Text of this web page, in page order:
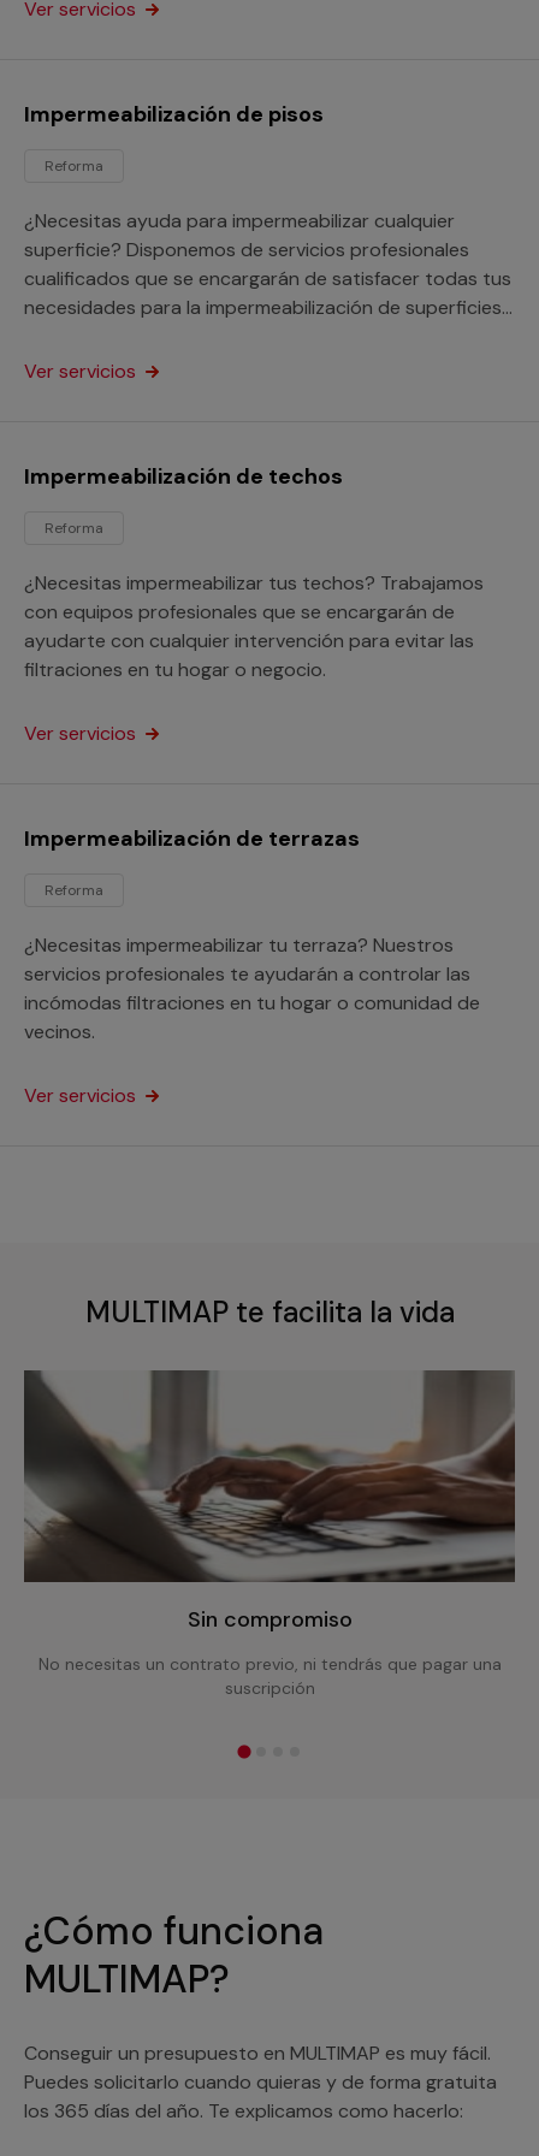
Ver servicios
Impermeabilización de pisos
Reforma
¿Necesitas ayuda para impermeabilizar cualquier
superficie? Disponemos de servicios profesionales
cualificados que se encargarán de satisfacer todas tus
necesidades para la impermeabilización de superficies
impermeabilización con independencia del material de
Ver servicios
Impermeabilización de techos
Reforma
¿Necesitas impermeabilizar tus techos? Trabajamos
con equipos profesionales que se encargarán de
ayudarte con cualquier intervención para evitar las
filtraciones en tu hogar o negocio.
Ver servicios
Impermeabilización de terrazas
Reforma
¿Necesitas impermeabilizar tu terraza? Nuestros
servicios profesionales te ayudarán a controlar las
incómodas filtraciones en tu hogar o comunidad de
vecinos.
Ver servicios
MULTIMAP te facilita la vida
Sin compromiso
No necesitas un contrato previo, ni tendrás que pagar una
suscripción
¿Cómo funciona
MULTIMAP?
Conseguir un presupuesto en MULTIMAP es muy fácil.
Puedes solicitarlo cuando quieras y de forma gratuita
los 365 días del año. Te explicamos como hacerlo: